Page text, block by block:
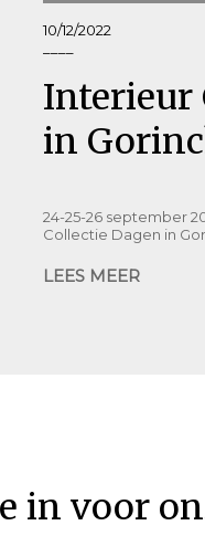
10/12/2022
Interieur
in
24-25-26 september
Collectie Dagen in
LEES MEER
in voor